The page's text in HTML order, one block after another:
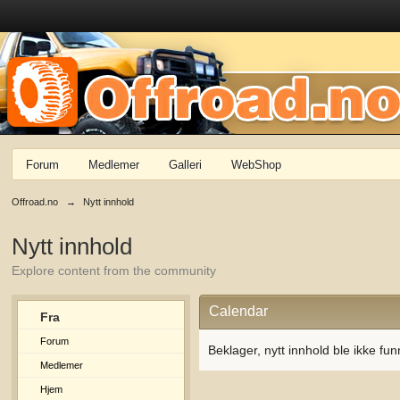
Forum Medlemer Galleri WebShop
Offroad.no → Nytt innhold
Nytt innhold
Explore content from the community
Fra
Forum
Medlemer
Hjem
Calendar
Beklager, nytt innhold ble ikke